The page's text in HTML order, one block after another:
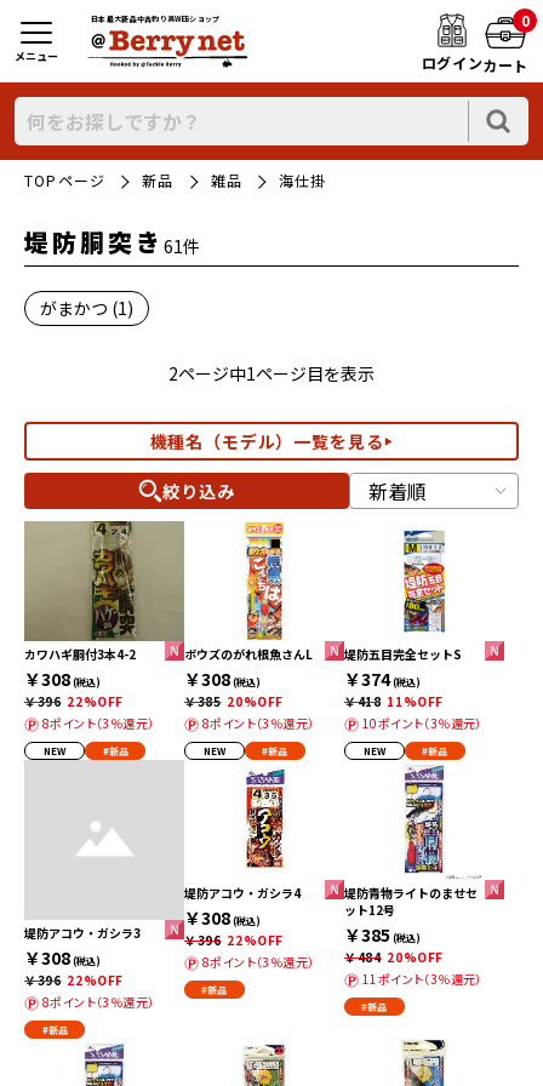
日本最大新品中古釣り具WEBショップ
ログイン
0
カート
メニュー
TOPページ 新品 雑品 海仕掛
堤防胴突き 61件
がまかつ (1)
2ページ中1ページ目を表示
機種名（モデル）一覧を見る
絞り込み
カワハギ胴付3本4-2
￥308(税込)
￥396 22%OFF
8ポイント（3％還元）
NEW #新品
ボウズのがれ根魚さんL
￥308(税込)
￥385 20%OFF
8ポイント（3％還元）
NEW #新品
堤防五目完全セットS
￥374(税込)
￥418 11%OFF
10ポイント（3％還元）
NEW #新品
堤防アコウ・ガシラ3
￥308(税込)
￥396 22%OFF
8ポイント（3％還元）
#新品
堤防アコウ・ガシラ4
￥308(税込)
￥396 22%OFF
8ポイント（3％還元）
#新品
堤防青物ライトのませセ
ット12号
￥385 (税込)
￥484 20%OFF
11ポイント（3％還元）
#新品